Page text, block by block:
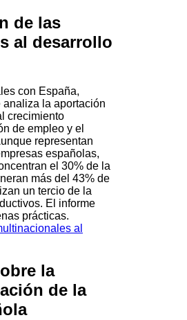
de las
al desarrollo
con España,
la aportación
crecimiento
de empleo y el
representan
españolas,
el 30% de la
más del 43% de
un tercio de la
El informe
prácticas.
al
la
de la